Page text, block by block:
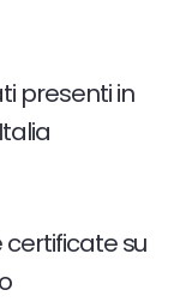
presenti in
certificate su